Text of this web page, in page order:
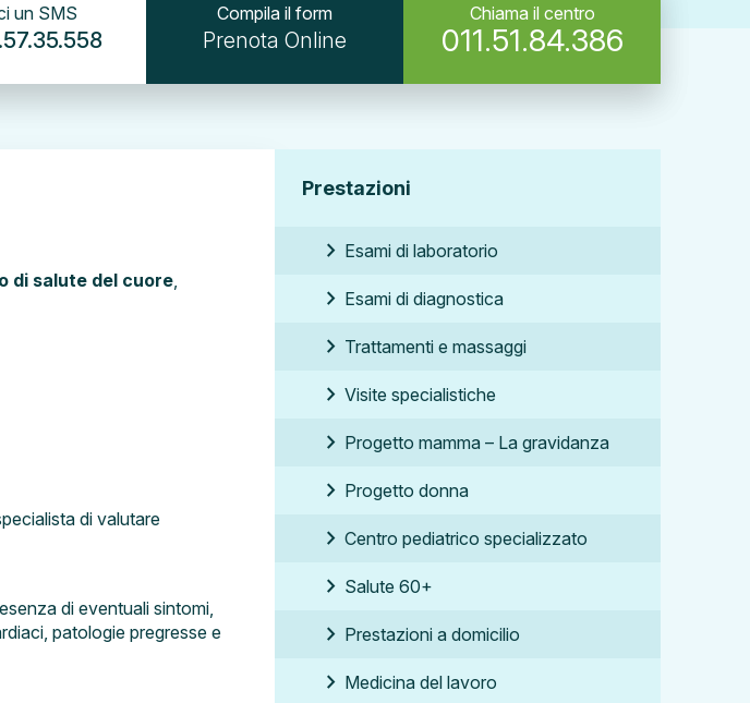
un SMS Compila il form
Prenota Online
Chiama il centro
011.51.84.386
di salute del cuore,
di valutare
di eventuali sintomi,
patologie pregresse e
Prestazioni
chevron_right Esami di laboratorio
chevron_right Esami di diagnostica
chevron_right Trattamenti e massaggi
chevron_right Visite specialistiche
chevron_right Progetto mamma – La gravidanza
chevron_right Progetto donna
chevron_right Centro pediatrico specializzato
chevron_right Salute 60+
chevron_right Prestazioni a domicilio
chevron_right Medicina del lavoro